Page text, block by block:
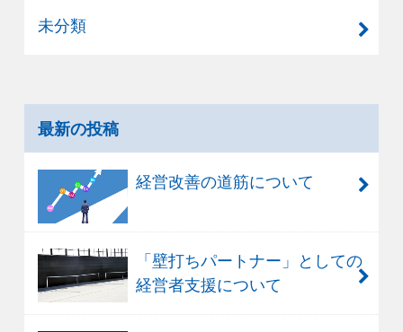
未分類
最新の投稿
経営改善の道筋について
「壁打ちパートナー」としての
経営者支援について